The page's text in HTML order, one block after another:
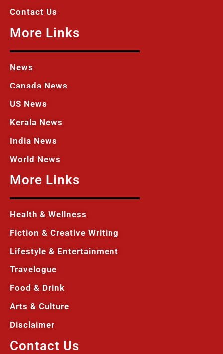
Contact Us
More Links
News
Canada News
US News
Kerala News
India News
World News
More Links
Health & Wellness
Fiction & Creative Writing
Lifestyle & Entertainment
Travelogue
Food & Drink
Arts & Culture
Disclaimer
Contact Us